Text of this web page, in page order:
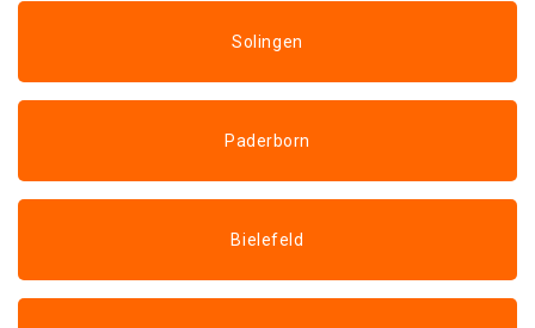
Solingen
Paderborn
Bielefeld